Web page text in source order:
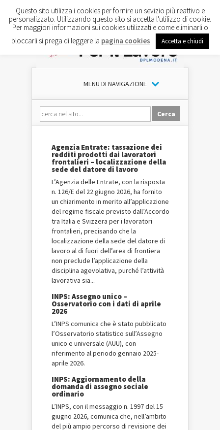
MENU DI NAVIGAZIONE
Agenzia Entrate: tassazione dei
redditi prodotti dai lavoratori
frontalieri – localizzazione della
sede del datore di lavoro
L’Agenzia delle Entrate, con la risposta
n. 126/E del 22 giugno 2026, ha fornito
un chiarimento in merito all’applicazione
del regime fiscale previsto dall’Accordo
tra Italia e Svizzera per i lavoratori
frontalieri, precisando che la
localizzazione della sede del datore di
lavoro al di fuori dell’area di frontiera
non preclude l’applicazione della
disciplina agevolativa, purché l’attività
lavorativa sia...
INPS: Assegno unico –
Osservatorio con i dati di aprile
2026
L’INPS comunica che è stato pubblicato
l’Osservatorio statistico sull’Assegno
unico e universale (AUU), con
riferimento al periodo gennaio 2025-
aprile 2026.
INPS: Aggiornamento della
domanda di assegno sociale
ordinario
L’INPS, con il messaggio n. 1997 del 15
giugno 2026, comunica che, nell’ambito
del più ampio percorso di revisione dei
Questo sito utilizza i cookies per fornire un sevizio più reattivo e
personalizzato. Utilizzando questo sito si accetta l'utilizzo di cookie.
Per maggiori informazioni sui cookies utilizzati e come eliminarli o
bloccarli si prega di leggere la pagina cookies Accetta e chiudi